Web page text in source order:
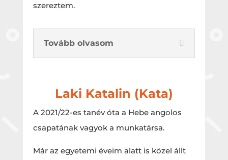
szereztem.
Tovább olvasom
Laki Katalin (Kata)
A 2021/22-es tanév óta a Hebe angolos
csapatának vagyok a munkatársa.
Már az egyetemi éveim alatt is közel állt